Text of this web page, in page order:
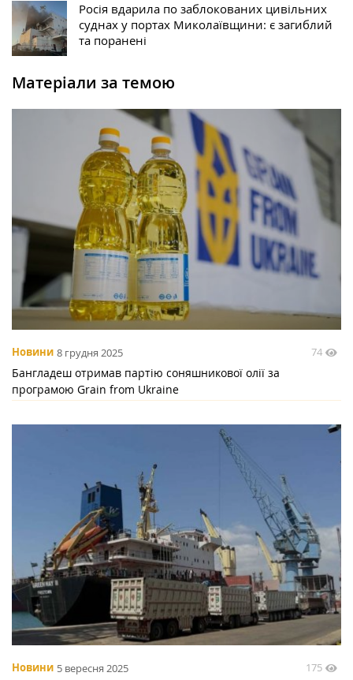
Росія вдарила по заблокованих цивільних
суднах у портах Миколаївщини: є загиблий
та поранені
Матеріали за темою
Новини 8 грудня 2025 74
Бангладеш отримав партію соняшникової олії за
програмою Grain from Ukraine
Новини 5 вересня 2025 175